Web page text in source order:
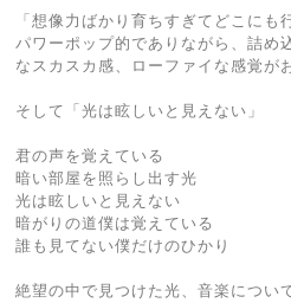
「想像力ばかり育ちすぎてどこにも
パワーポップ的でありながら、詰め
なスカスカ感、ローファイな感覚が
そして「光は眩しいと見えない」
君の声を覚えている
暗い部屋を照らし出す光
光は眩しいと見えない
暗がりの道僕は覚えている
誰も見てない僕だけのひかり
絶望の中で見つけた光、音楽につい